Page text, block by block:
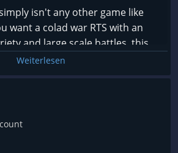
isn't any other game like
want a colad war RTS with an
and large scale battles, this
all its downsides.
Weiterlesen